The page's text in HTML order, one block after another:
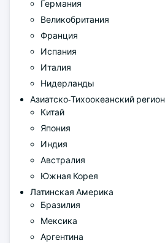
Германия
Великобритания
Франция
Испания
Италия
Нидерланды
Азиатско-Тихоокеанский регион
Китай
Япония
Индия
Австралия
Южная Корея
Латинская Америка
Бразилия
Мексика
Аргентина